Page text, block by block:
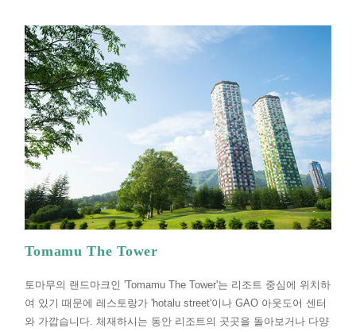
Tomamu The Tower
토마무의 랜드마크인 'Tomamu The Tower'는 리조트 중심에 위치하
여 있기 때문에 레스토랑가 'hotalu street'이나 GAO 아웃도어 센터
와 가깝습니다. 체재하시는 동안 리조트의 곳곳을 돌아보거나 다양